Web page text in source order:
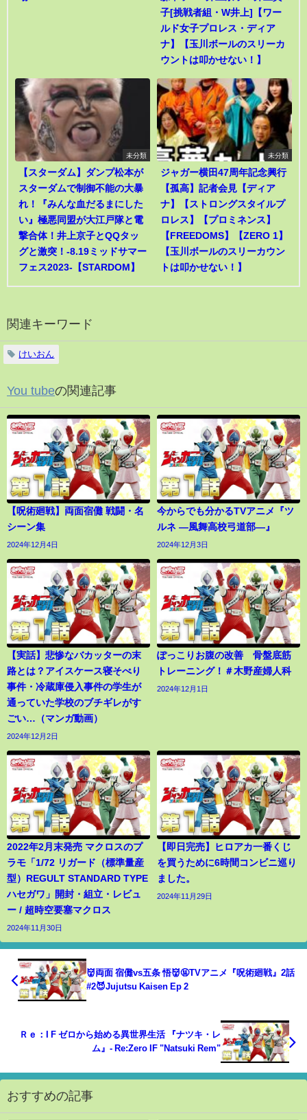
子[挑戦者組・W井上]【ワー
ルド女子プロレス・ディア
ナ】【玉川ボールのスリーカ
ウントは叩かせない！】
未分類
【スターダム】ダンプ松本が
スターダムで制御不能の大暴
れ！『みんな血だるまにした
い』極悪同盟が大江戸隊と電
撃合体！井上京子とQQタッ
グと激突！-8.19ミッドサマー
フェス2023-【STARDOM】
未分類
ジャガー横田47周年記念興行
【孤高】記者会見【ディア
ナ】【ストロングスタイルプ
ロレス】【プロミネンス】
【FREEDOMS】【ZERO 1】
【玉川ボールのスリーカウン
トは叩かせない！】
関連キーワード
けいおん
You tubeの関連記事
【呪術廻戦】両面宿儺 戦闘・名
シーン集
2024年12月4日
今からでも分かるTVアニメ『ツ
ルネ ―風舞高校弓道部―』
2024年12月3日
【実話】悲惨なバカッターの末
路とは？アイスケース寝そべり
事件・冷蔵庫侵入事件の学生が
通っていた学校のブチギレがす
ごい…（マンガ動画）
2024年12月2日
ぽっこりお腹の改善 骨盤底筋
トレーニング！＃木野産婦人科
2024年12月1日
2022年2月末発売 マクロスのプ
ラモ「1/72 リガード（標準量産
型）REGULT STANDARD TYPE
ハセガワ」開封・組立・レビュ
ー / 超時空要塞マクロス
2024年11月30日
【即日完売】ヒロアカ一番くじ
を買うために6時間コンビニ巡り
ました。
2024年11月29日
👹両面 宿儺vs五条 悟👹🤬TVアニメ『呪術廻戦』2話
#2😈Jujutsu Kaisen Ep 2
Ｒｅ：I F ゼロから始める異世界生活 『ナツキ・レ
ム』- Re:Zero IF "Natsuki Rem"
おすすめの記事